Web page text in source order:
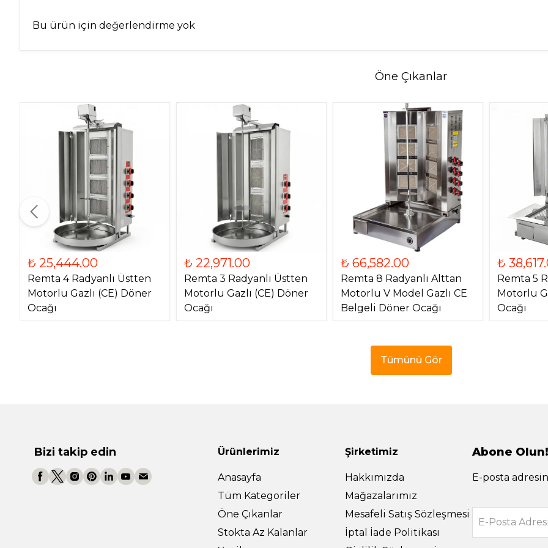
Bu ürün için değerlendirme yok
Öne Çıkanlar
₺ 25,444.00
Remta 4 Radyanlı Üstten
Motorlu Gazlı (CE) Döner
Ocağı
₺ 22,971.00
Remta 3 Radyanlı Üstten
Motorlu Gazlı (CE) Döner
Ocağı
₺ 66,582.00
Remta 8 Radyanlı Alttan
Motorlu V Model Gazlı CE
Belgeli Döner Ocağı
₺
Remta 5
Motorlu
Ocağı
Tümünü Gör
Bizi takip edin Ürünlerimiz
Anasayfa
Tüm Kategoriler
Öne Çıkanlar
Stokta Az Kalanlar
Şirketimiz
Hakkımızda
Mağazalarımız
Mesafeli Satış Sözleşmesi
İptal İade Politikası
Abone Olun!
E-posta
E-Posta Adresi